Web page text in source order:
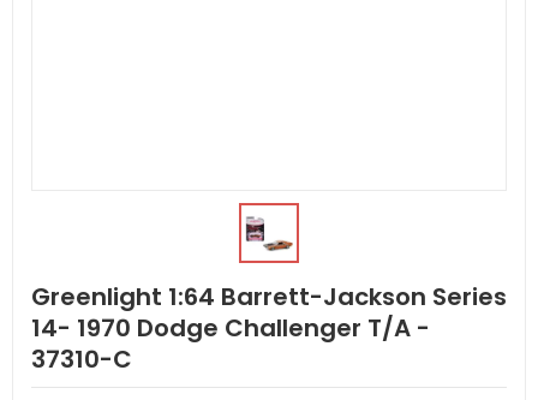
Greenlight 1:64 Barrett-Jackson Series
14- 1970 Dodge Challenger T/A -
37310-C